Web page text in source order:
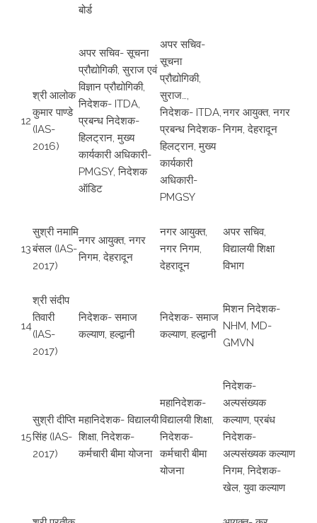
बोर्ड
12
श्री आलोक
कुमार पाण्डे
(IAS-
2016)
अपर सचिव- सूचना
प्रौद्योगिकी, सुराज एवं
विज्ञान प्रौद्योगिकी,
निदेशक- ITDA,
प्रबन्ध निदेशक-
हिलट्रान, मुख्य
कार्यकारी अधिकारी-
PMGSY, निदेशक
ऑडिट
अपर सचिव-
सूचना
प्रौद्योगिकी,
सुराज…,
निदेशक- ITDA,
प्रबन्ध निदेशक-
हिलट्रान, मुख्य
कार्यकारी
अधिकारी-
PMGSY
नगर आयुक्त, नगर
निगम, देहरादून
13
सुश्री नमामि
बंसल (IAS-
2017)
नगर आयुक्त, नगर
निगम, देहरादून
नगर आयुक्त,
नगर निगम,
देहरादून
अपर सचिव,
विद्यालयी शिक्षा
विभाग
14
श्री संदीप
तिवारी
(IAS-
2017)
निदेशक- समाज
कल्याण, हल्द्वानी
निदेशक- समाज
कल्याण, हल्द्वानी
मिशन निदेशक-
NHM, MD-
GMVN
15
सुश्री दीप्ति
सिंह (IAS-
2017)
महानिदेशक- विद्यालयी
शिक्षा, निदेशक-
कर्मचारी बीमा योजना
महानिदेशक-
विद्यालयी शिक्षा,
निदेशक-
कर्मचारी बीमा
योजना
निदेशक-
अल्पसंख्यक
कल्याण, प्रबंध
निदेशक-
अल्पसंख्यक कल्याण
निगम, निदेशक-
खेल, युवा कल्याण